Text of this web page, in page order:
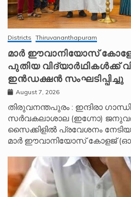
Districts Thiruvananthapuram
മാർ ഈവാനിയോസ്
പുതിയ വിദ്യാർഥികൾക്ക്
ഇൻഡക്ഷൻ സംഘടിപ്പിച്ചു
August 7, 2026
തിരുവനന്തപുരം : ഇന്ദിരാ
സർവകലാശാല (ഇഗ്നോ)
സൈക്കിളിൽ പ്രവേശനം നേടിയ
മാർ ഈവാനിയോസ് കോളജ്